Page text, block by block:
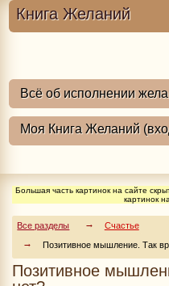
Книга Желаний
Большая часть картинок на сайте
картинок
Все разделы
Счастье
Позитивное мышление. Так
Позитивное